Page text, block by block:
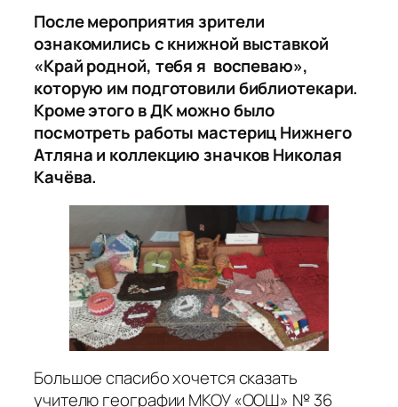
После мероприятия зрители
ознакомились с книжной выставкой
«Край родной, тебя я воспеваю»,
которую им подготовили библиотекари.
Кроме этого в ДК можно было
посмотреть работы мастериц Нижнего
Атляна и коллекцию значков Николая
Качёва.
Большое спасибо хочется сказать
учителю географии МКОУ «ООШ» № 36